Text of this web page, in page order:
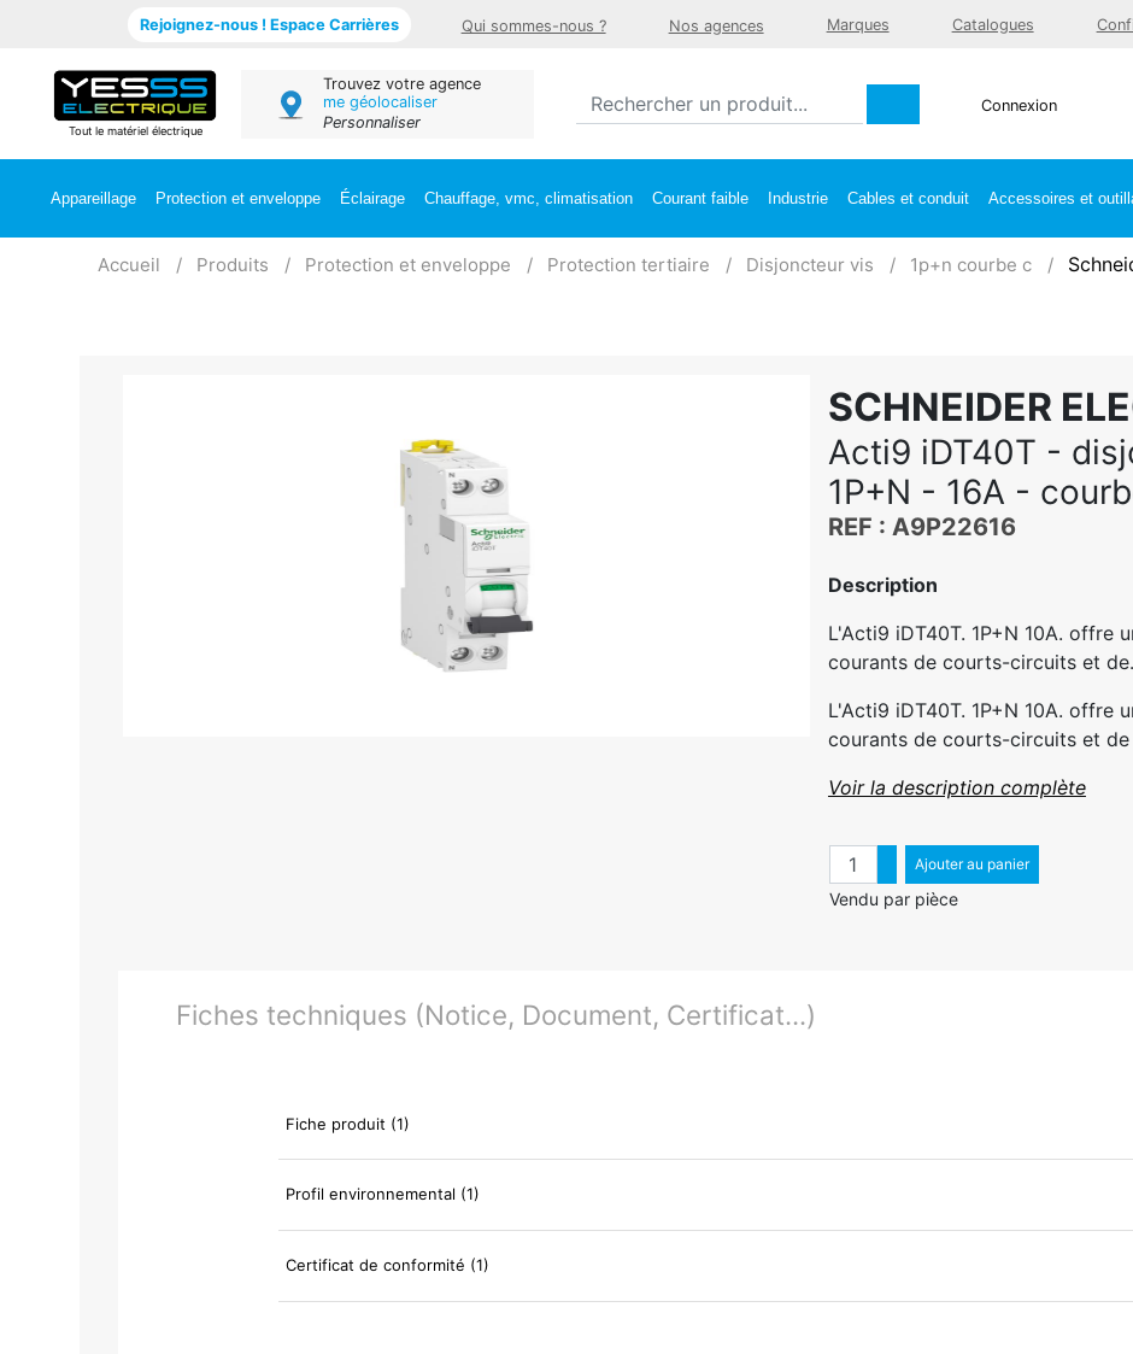
Rejoignez-nous ! Espace Carrières Qui sommes-nous ? Nos agences Marques Catalogues
Tout le matériel électrique
Trouvez votre agence
me géolocaliser
Personnaliser
Connexion
Appareillage Protection et enveloppe Éclairage Chauffage, vmc, climatisation Courant faible Industrie Cables et conduit Accessoires et
Accueil Produits Protection et enveloppe Protection tertiaire Disjoncteur vis 1p+n courbe c
SCHNEIDER
Acti9 iDT40T -
1P+N - 16A -
REF : A9P22616
Description
L'Acti9 iDT40T. 1P+N 10A. offre
courants de courts-circuits et
L'Acti9 iDT40T. 1P+N 10A. offre
courants de courts-circuits et de
Voir la description complète
QuantitéAugmenter quantité
Diminuer quantité
Ajouter au panier
Vendu par pièce
Fiches techniques (Notice, Document, Certificat...)
Fiche produit (1)
Profil environnemental (1)
Certificat de conformité (1)